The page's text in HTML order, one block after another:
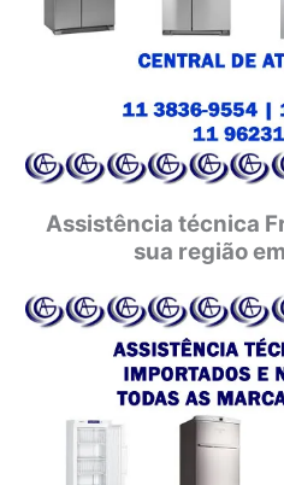
Assistência técnica
sua região